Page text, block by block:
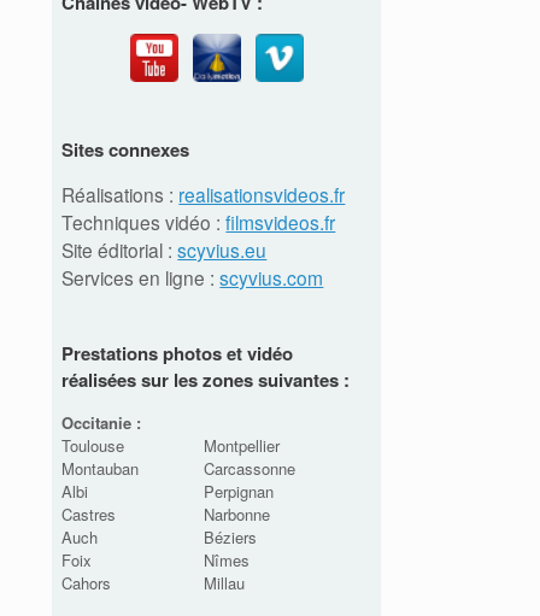
Sites connexes
Réalisations : realisationsvideos.fr
Techniques vidéo :filmsvideos.fr
Site éditorial :scyvius.eu
Services en ligne :scyvius.com
Prestations photos et vidéo
réalisées sur les zones suivantes :
Occitanie :
Toulouse
Montauban
Albi
Castres
Auch
Foix
Cahors
Montpellier
Carcassonne
Perpignan
Narbonne
Béziers
Nîmes
Millau